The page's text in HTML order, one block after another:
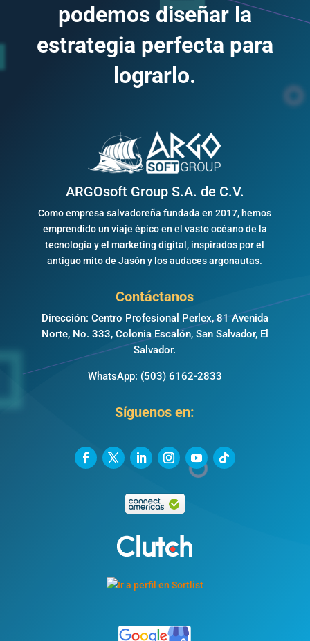
podemos diseñar la
estrategia perfecta para
lograrlo.
ARGOsoft Group S.A. de C.V.
Como empresa salvadoreña fundada en 2017, hemos
emprendido un viaje épico en el vasto océano de la
tecnología y el marketing digital, inspirados por el
antiguo mito de Jasón y los audaces argonautas.
Contáctanos
Dirección: Centro Profesional Perlex, 81 Avenida
Norte, No. 333, Colonia Escalón, San Salvador, El
Salvador.
WhatsApp: (503) 6162-2833
Síguenos en: